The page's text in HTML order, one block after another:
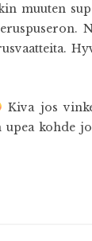
muuten
Kiva jos
kohde